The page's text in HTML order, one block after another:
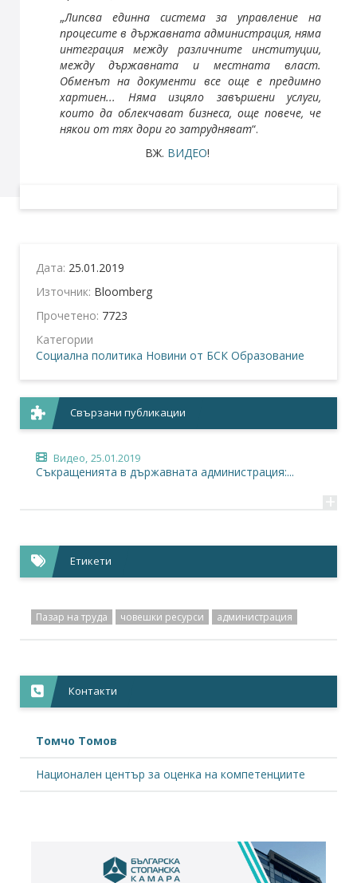
„Липсва единна система за управление на
процесите в държавната администрация, няма
интеграция между различните институции,
между държавната и местната власт.
Обменът на документи все още е предимно
хартиен... Няма изцяло завършени услуги,
които да облекчават бизнеса, още повече, че
някои от тях дори го затрудняват“.
ВЖ. ВИДЕО!
Дата: 25.01.2019
Източник: Bloomberg
Прочетено: 7723
Категории
Социална политика Новини от БСК Образование
Свързани публикации
Видео, 25.01.2019
Съкращенията в държавната администрация:...
+
Етикети
Пазар на труда човешки ресурси администрация
Контакти
Томчо Томов
Национален център за оценка на компетенциите